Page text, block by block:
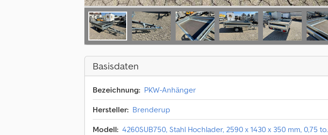
Basisdaten
Bezeichnung: PKW-Anhänger
Hersteller: Brenderup
Modell: 4260SUB750, Stahl Hochlader, 2590 x 1430 x 350 mm, 0,75 to.